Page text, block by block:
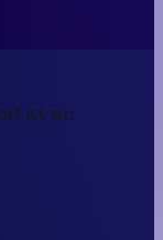
ist ein